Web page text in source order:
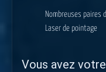
Nombreuses paires
Laser de pointage
Vous avez